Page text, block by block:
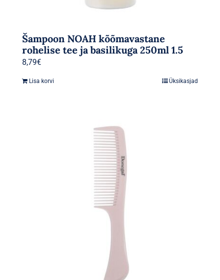
Šampoon NOAH kõõmavastane
rohelise tee ja basilikuga 250ml 1.5
8,79€
Lisa korvi Üksikasjad